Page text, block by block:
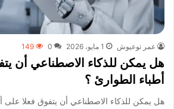
عمر توعيوش 1 مايو، 2026 0
149
هل يمكن للذكاء الاصطناعي أن
أطباء الطوارئ ؟
هل يمكن للذكاء الاصطناعي أن يتفوق فعلا على